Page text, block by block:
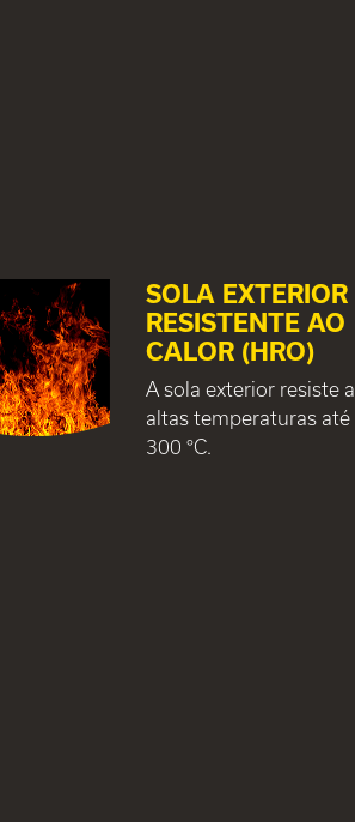
SOLA EXTERIOR
RESISTENTE AO
CALOR (HRO)
A sola exterior resiste a
altas temperaturas até
300 °C.